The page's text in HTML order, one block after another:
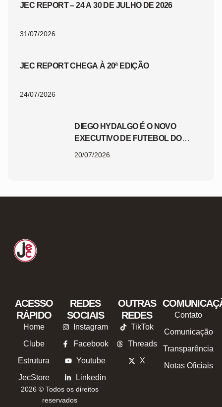
JEC REPORT – 24 A 30 DE JULHO DE 2026
31/07/2026
JEC REPORT CHEGA À 20ª EDIÇÃO
24/07/2026
DIEGO HYDALGO É O NOVO
EXECUTIVO DE FUTEBOL DO
20/07/2026
ACESSO
RÁPIDO
Home
Clube
Estrutura
JecStore
REDES
SOCIAIS
Instagram
Facebook
Youtube
Linkedin
OUTRAS
REDES
TikTok
Threads
X
Contato
Comunicação
Transparência
Notas Oficiais
2026 © Todos os direitos
reservados